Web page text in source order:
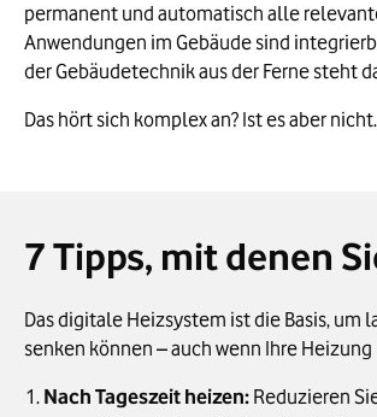
permanent und automatisch alle
Anwendungen im Gebäude sind
der Gebäudetechnik aus der Ferne steht
Das hört sich komplex an? Ist es aber
7 Tipps, mit denen
Das digitale Heizsystem ist die Basis, um
senken können – auch wenn Ihre
Nach Tageszeit heizen: Reduzieren